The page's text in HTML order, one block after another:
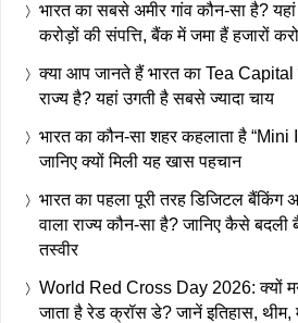
भारत का सबसे अमीर गांव कौन-सा है?
करोड़ों की संपत्ति, बैंक में जमा हैं हजारों
क्या आप जानते हैं भारत का Tea Capital
राज्य है? यहां उगती है सबसे ज्यादा चाय
भारत का कौन-सा शहर कहलाता है “Mini
जानिए क्यों मिली यह खास पहचान
भारत का पहला पूरी तरह डिजिटल बैंकिंग
वाला राज्य कौन-सा है? जानिए कैसे बदली
तस्वीर
World Red Cross Day 2026: क्यों
जाता है रेड क्रॉस डे? जानें इतिहास, थीम,